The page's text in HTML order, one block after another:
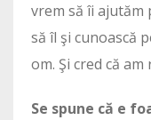
vrem să îi ajutăm
să îl şi cunoască
om. Şi cred că
Se spune că e